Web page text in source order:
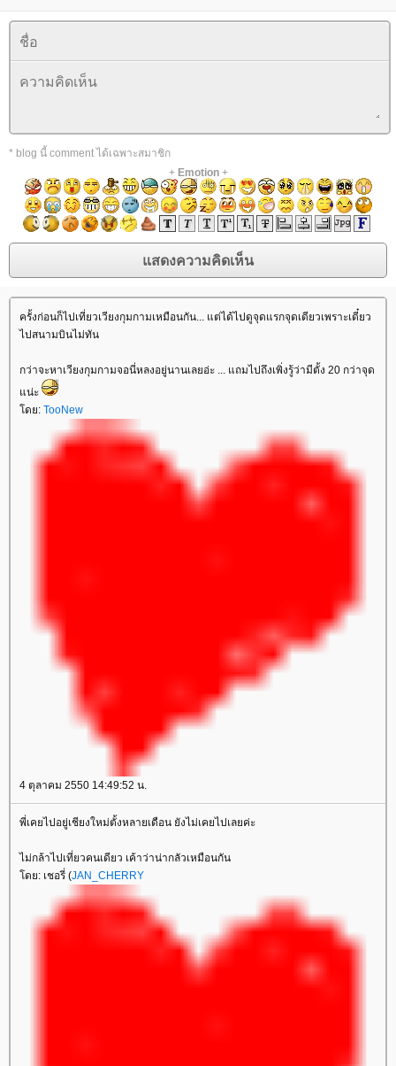
* blog นี้ comment ได้เฉพาะสมาชิก
+ Emotion+
ครั้งก่อนก็ไปเที่ยวเวียงกุมกามเหมือนกัน... แต่ได้ไปดูจุดแรกจุดเดียวเพราะเดี๋ยว
ไปสนามบินไม่ทัน
กว่าจะหาเวียงกุมกามจอนี่หลงอยู่นานเลยอ่ะ ... แถมไปถึงเพิ่งรู้ว่ามีตั้ง 20 กว่าจุด
แน่ะ
โดย: TooNew
4 ตุลาคม 2550 14:49:52 น.
พี่เคยไปอยู่เชียงใหม่ตั้งหลายเดือน ยังไม่เคยไปเลยค่ะ
ไม่กล้าไปเที่ยวคนเดียว เค้าว่าน่ากลัวเหมือนกัน
โดย: เชอรี่ (JAN_CHERRY